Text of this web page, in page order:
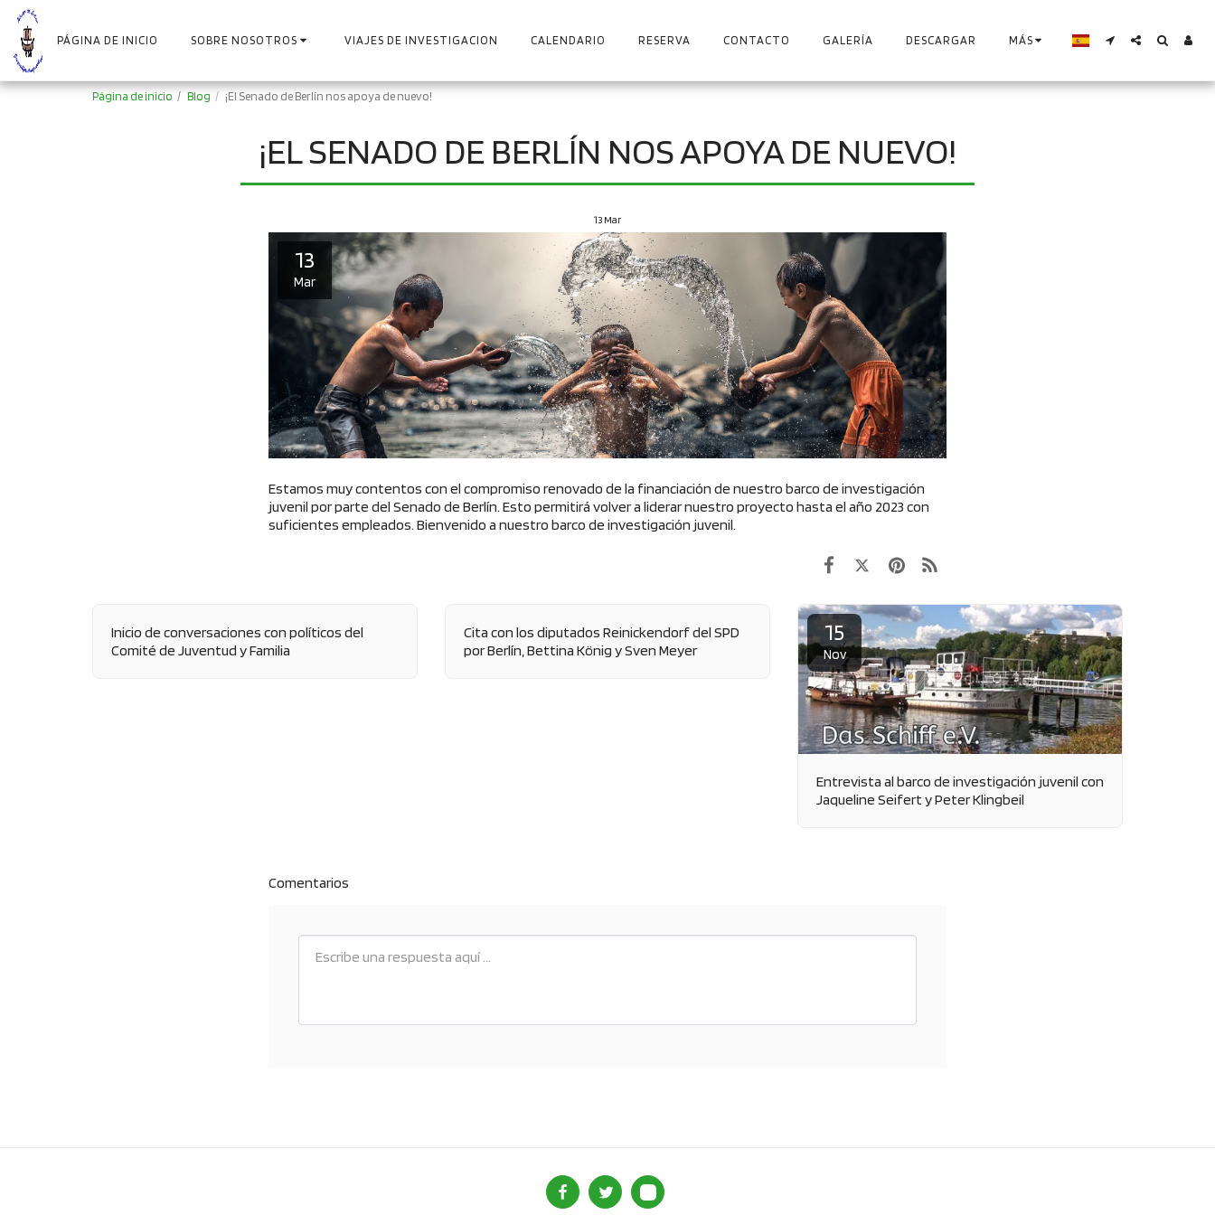
PÁGINA DE INICIO SOBRE NOSOTROS VIAJES DE INVESTIGACION CALENDARIO RESERVA CONTACTO GALERÍA DESCARGAR MÁS
Página de inicio Blog ¡El Senado de Berlín nos apoya de nuevo!
¡EL SENADO DE BERLÍN NOS APOYA DE NUEVO!
13 Mar
13
Mar
Estamos muy contentos con el compromiso renovado de la financiación de nuestro barco de investigación
juvenil por parte del Senado de Berlín. Esto permitirá volver a liderar nuestro proyecto hasta el año 2023 con
suficientes empleados. Bienvenido a nuestro barco de investigación juvenil.
Inicio de conversaciones con políticos del
Comité de Juventud y Familia
Cita con los diputados Reinickendorf del SPD
por Berlín, Bettina König y Sven Meyer
15
Nov
Entrevista al barco de investigación juvenil con
Jaqueline Seifert y Peter Klingbeil
Comentarios